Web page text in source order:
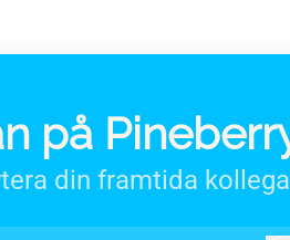
på
din framtida